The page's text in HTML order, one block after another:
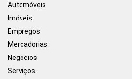
Automóveis
Imóveis
Empregos
Mercadorias
Negócios
Serviços